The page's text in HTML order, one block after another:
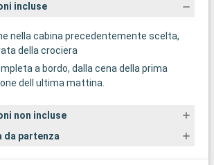
incluse
nella cabina precedentemente scelta,
della crociera
a bordo, dalla cena della prima
dell ultima mattina.
non incluse
da partenza